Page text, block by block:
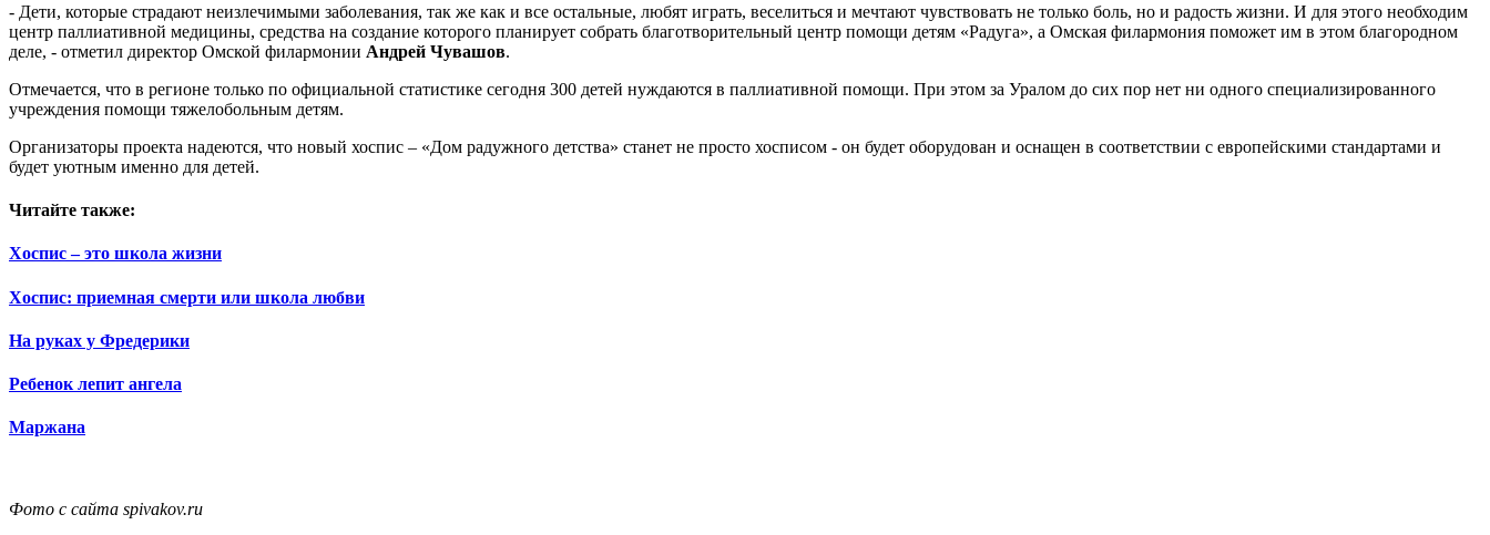
- Дети, которые страдают неизлечимыми заболевания, так же как и все остальные, любят играть, веселиться и мечтают чувствовать не только боль, но и радость жизни. И для этого необходим
центр паллиативной медицины, средства на создание которого планирует собрать благотворительный центр помощи детям «Радуга», а Омская филармония поможет им в этом благородном
деле, - отметил директор Омской филармонии Андрей Чувашов.
Отмечается, что в регионе только по официальной статистике сегодня 300 детей нуждаются в паллиативной помощи. При этом за Уралом до сих пор нет ни одного специализированного
учреждения помощи тяжелобольным детям.
Организаторы проекта надеются, что новый хоспис – «Дом радужного детства» станет не просто хосписом - он будет оборудован и оснащен в соответствии с европейскими стандартами и
будет уютным именно для детей.
Читайте также:
Хоспис – это школа жизни
Хоспис: приемная смерти или школа любви
На руках у Фредерики
Ребенок лепит ангела
Маржана
Фото с сайта spivakov.ru